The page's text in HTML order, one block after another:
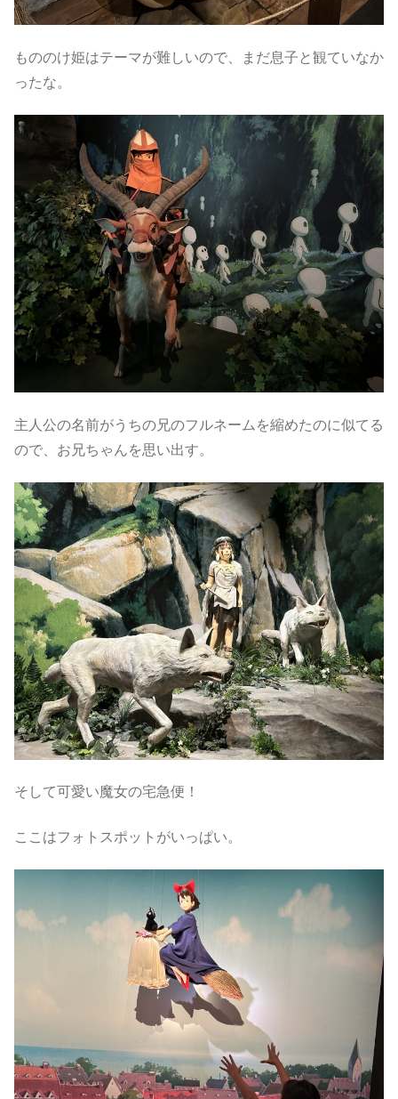
もののけ姫はテーマが難しいので、まだ息子と観ていなか
ったな。
主人公の名前がうちの兄のフルネームを縮めたのに似てる
ので、お兄ちゃんを思い出す。
そして可愛い魔女の宅急便！
ここはフォトスポットがいっぱい。